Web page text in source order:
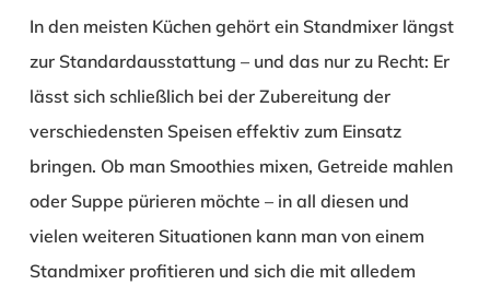
In den meisten Küchen gehört ein Standmixer längst
zur Standardausstattung – und das nur zu Recht: Er
lässt sich schließlich bei der Zubereitung der
verschiedensten Speisen effektiv zum Einsatz
bringen. Ob man Smoothies mixen, Getreide mahlen
oder Suppe pürieren möchte – in all diesen und
vielen weiteren Situationen kann man von einem
Standmixer profitieren und sich die mit alledem